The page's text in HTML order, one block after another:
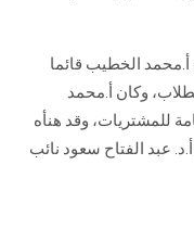
الخطيب قائما
وكان أ.محمد
للمشتريات، وقد هنأه
عبد الفتاح سعود نائب